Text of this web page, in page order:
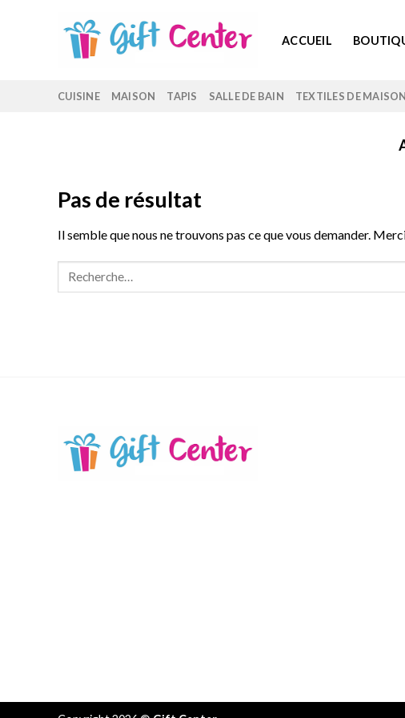
ACCUEIL
CUISINE MAISON TAPIS SALLE DE BAIN TEXTILES DE MAISON
Pas de résultat
Il semble que nous ne trouvons pas ce que vous demander.